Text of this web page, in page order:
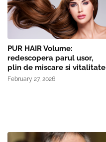
PUR HAIR Volume:
redescopera parul usor,
plin de miscare si vitalitate
February 27, 2026